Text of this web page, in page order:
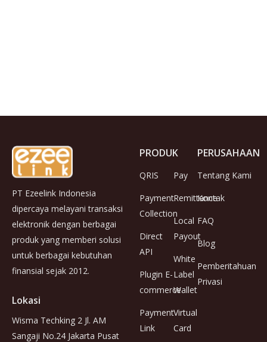
PT Ezeelink Indonesia
dipercaya melayani transaksi
elektronik dengan berbagai
produk yang memberi solusi
untuk berbagai kebutuhan
finansial sejak 2012.
Lokasi
Wisma Techking 2 Jl. AM
Sangaji No.24 Jakarta Pusat
PRODUK
QRIS
Payment
Collection
Direct
API
Plugin E-
commerce
Payment
Link
Pay
Remittance
Local
Payout
White
Label
Wallet
Virtual
Card
PERUSAHAAN
Tentang Kami
Kontak
FAQ
Blog
Pemberitahuan
Privasi